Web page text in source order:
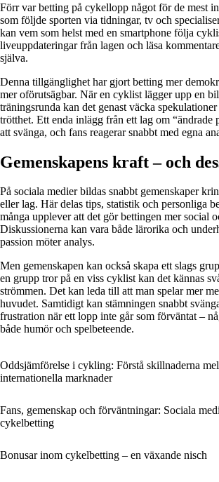
Förr var betting på cykellopp något för de mest
som följde sporten via tidningar, tv och
kan vem som helst med en smartphone följa
liveuppdateringar från lagen och läsa
själva.
Denna tillgänglighet har gjort betting mer
mer oförutsägbar. När en cyklist lägger upp en
träningsrunda kan det genast väcka
trötthet. Ett enda inlägg från ett lag om “ändrade
att svänga, och fans reagerar snabbt med egna
Gemenskapens kraft – och
På sociala medier bildas snabbt gemenskaper
eller lag. Här delas tips, statistik och personliga
många upplever att det gör bettingen mer social
Diskussionerna kan vara både lärorika och
passion möter analys.
Men gemenskapen kan också skapa ett slags
en grupp tror på en viss cyklist kan det kännas
strömmen. Det kan leda till att man spelar mer
huvudet. Samtidigt kan stämningen snabbt
frustration när ett lopp inte går som förväntat –
både humör och spelbeteende.
Oddsjämförelse i cykling: Förstå skillnaderna
internationella marknader
Fans, gemenskap och förväntningar: Sociala
cykelbetting
Bonusar inom cykelbetting – en växande nisch